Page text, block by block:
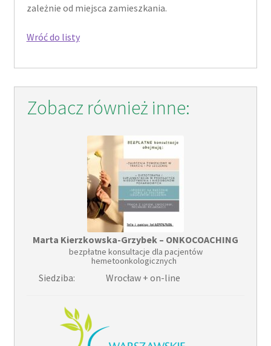
zależnie od miejsca zamieszkania.
Wróć do listy
Zobacz również inne:
Marta Kierzkowska-Grzybek – ONKOCOACHING
bezpłatne konsultacje dla pacjentów
hemetoonkologicznych
Siedziba: Wrocław + on-line